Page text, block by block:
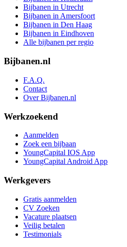
Bijbanen in Utrecht
Bijbanen in Amersfoort
Bijbanen in Den Haag
Bijbanen in Eindhoven
Alle bijbanen per regio
Bijbanen.nl
F.A.Q.
Contact
Over Bijbanen.nl
Werkzoekend
Aanmelden
Zoek een bijbaan
YoungCapital IOS App
YoungCapital Android App
Werkgevers
Gratis aanmelden
CV Zoeken
Vacature plaatsen
Veilig betalen
Testimonials